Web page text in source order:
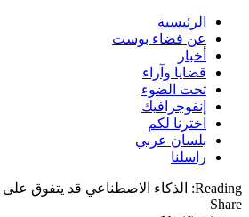
الرئيسية
عن فضاء بوست
أخبار
قضايا وآراء
تحت الضوء
إنفوجرافيك
اخترنا لكم
بلسان عربي
راسلنا
Reading:
الذكاء الاصطناعي قد يتفوق على
Share